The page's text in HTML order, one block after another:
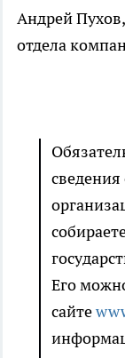
Андрей
отдела
Его
сайте